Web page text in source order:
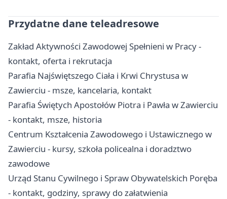
Przydatne dane teleadresowe
Zakład Aktywności Zawodowej Spełnieni w Pracy -
kontakt, oferta i rekrutacja
Parafia Najświętszego Ciała i Krwi Chrystusa w
Zawierciu - msze, kancelaria, kontakt
Parafia Świętych Apostołów Piotra i Pawła w Zawierciu
- kontakt, msze, historia
Centrum Kształcenia Zawodowego i Ustawicznego w
Zawierciu - kursy, szkoła policealna i doradztwo
zawodowe
Urząd Stanu Cywilnego i Spraw Obywatelskich Poręba
- kontakt, godziny, sprawy do załatwienia